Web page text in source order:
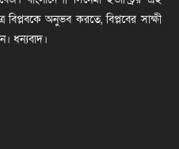
বিপ্লবকে অনুভব করতে, বিপ্লবের সাক্ষী
ধন্যবাদ।